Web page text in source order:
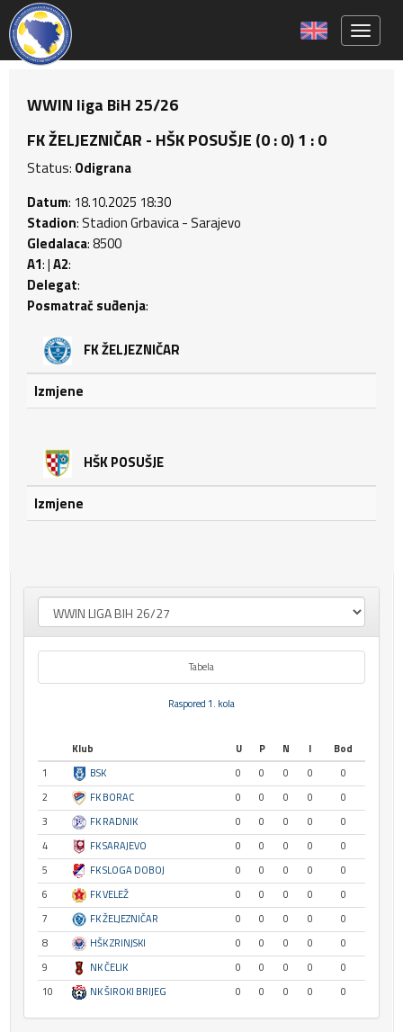
WWIN liga BiH 25/26
FK ŽELJEZNIČAR - HŠK POSUŠJE (0 : 0) 1 : 0
Status: Odigrana
Datum: 18.10.2025 18:30
Stadion: Stadion Grbavica - Sarajevo
Gledalaca: 8500
A1: |A2:
Delegat:
Posmatrač suđenja:
FK ŽELJEZNIČAR
Izmjene
HŠK POSUŠJE
Izmjene
Tabela
Raspored 1. kola
Klub U P N I
Bod
1
BSK 0 0 0 0
0
2
FK BORAC 0 0 0 0
0
3
FK RADNIK 0 0 0 0
0
4
FK SARAJEVO 0 0 0 0
0
5
FK SLOGA DOBOJ 0 0 0 0
0
6
FK VELEŽ 0 0 0 0
0
7
FK ŽELJEZNIČAR 0 0 0 0
0
8
HŠK ZRINJSKI 0 0 0 0
0
9
NK ČELIK 0 0 0 0
0
10
NK ŠIROKI BRIJEG 0 0 0 0 0